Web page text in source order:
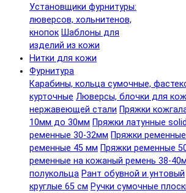
Установщики фурнитуры:
люверсов, хольнитенов,
кнопок Шаблоны для
изделий из кожи
Нитки для кожи
Фурнитура
Карабины, кольца сумочные,
курточные Люверсы, блочки для
нержавеющей стали Пряжки
10мм до 30мм Пряжки латунные
ременные 30-32мм Пряжки
ременные 45 мм Пряжки ременные
ременные на кожаный ремень 38-
полукольца Рант обувной и унтовый
круглые 65 см Ручки сумочные